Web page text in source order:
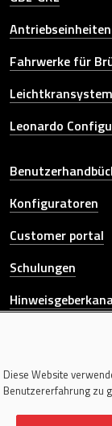
Fahrwerke für
Leonardo
Other link
Konfiguratoren
Customer portal
Schulungen
© 2026 Donati
Diese Website
Benutzererfahrung zu